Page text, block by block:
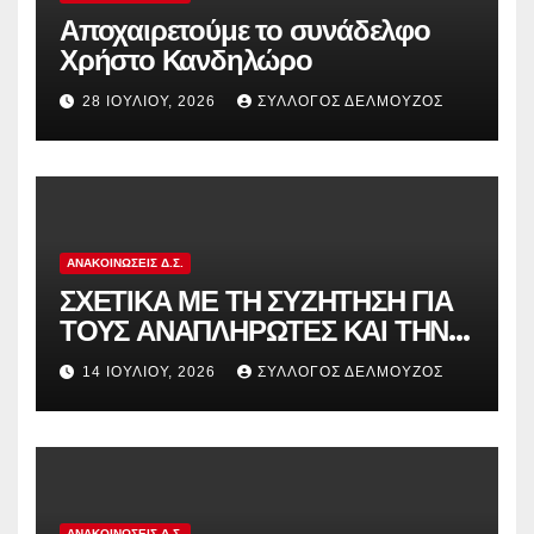
Αποχαιρετούμε το συνάδελφο
Χρήστο Κανδηλώρο
28 ΙΟΥΛΊΟΥ, 2026 ΣΎΛΛΟΓΟΣ ΔΕΛΜΟΎΖΟΣ
ΑΝΑΚΟΙΝΏΣΕΙΣ Δ.Σ.
ΣΧΕΤΙΚΑ ΜΕ ΤΗ ΣΥΖΗΤΗΣΗ ΓΙΑ
ΤΟΥΣ ΑΝΑΠΛΗΡΩΤΕΣ ΚΑΙ ΤΗΝ
ΠΑΡΑΠΟΜΠΗ ΤΗΣ ΕΛΛΑΔΑΣ
ΣΤΟ ΕΥΡΩΠΑΪΚΟ ΔΙΚΑΣΤΗΡΙΟ
14 ΙΟΥΛΊΟΥ, 2026 ΣΎΛΛΟΓΟΣ ΔΕΛΜΟΎΖΟΣ